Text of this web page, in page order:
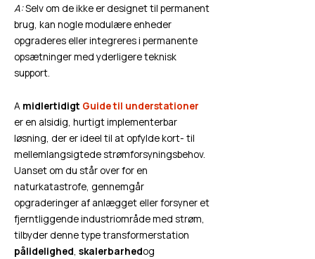
A:Selv om de ikke er designet til permanent
brug, kan nogle modulære enheder
opgraderes eller integreres i permanente
opsætninger med yderligere teknisk
support.
A midlertidigt Guide til understationer
er en alsidig, hurtigt implementerbar
løsning, der er ideel til at opfylde kort- til
mellemlangsigtede strømforsyningsbehov.
Uanset om du står over for en
naturkatastrofe, gennemgår
opgraderinger af anlægget eller forsyner et
fjerntliggende industriområde med strøm,
tilbyder denne type transformerstation
pålidelighed, skalerbarhedog